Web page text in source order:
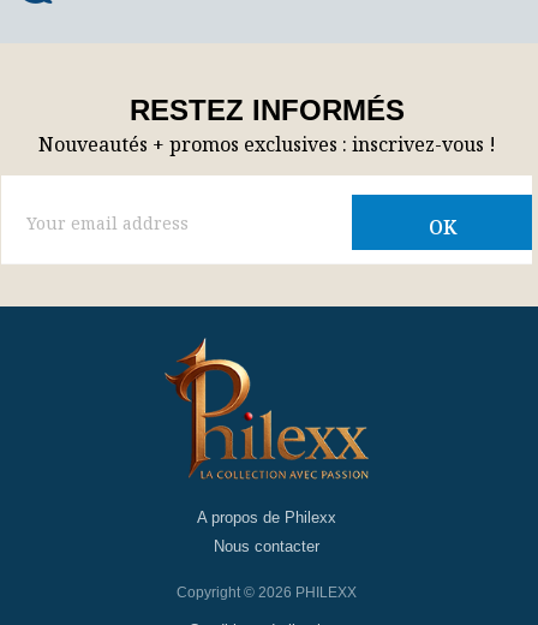
RESTEZ INFORMÉS
Nouveautés + promos exclusives : inscrivez-vous !
A propos de Philexx
Nous contacter
Copyright © 2026 PHILEXX